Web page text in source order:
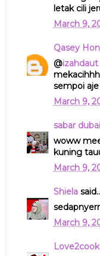
letak cili
March 9,
Qasey
@izahdaut
sempoi
March 9,
sabar dubai
woww
kuning
March 9,
Shiela
March 9,